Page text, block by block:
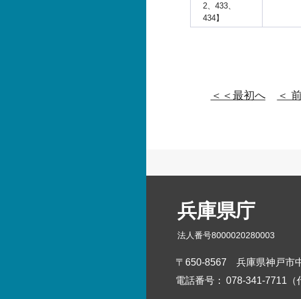
2、433、
434】
＜＜最初へ ＜
兵庫県庁
法人番号8000020280003
〒650-8567
兵庫県神戸市
電話番号： 078-341-7711（